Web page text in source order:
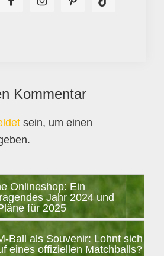
Kommentar
sein, um einen
Onlineshop: Ein
Jahr 2024 und
für 2025
Ball als Souvenir: Lohnt sich
eines offiziellen Matchballs?